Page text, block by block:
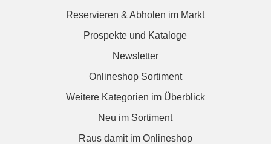
Reservieren & Abholen im Markt
Prospekte und Kataloge
Newsletter
Onlineshop Sortiment
Weitere Kategorien im Überblick
Neu im Sortiment
Raus damit im Onlineshop